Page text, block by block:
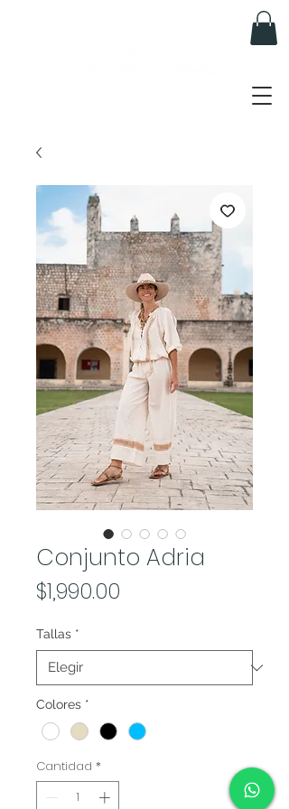
Conjunto Adria
$1,990.00
Tallas *
Colores *
Cantidad *